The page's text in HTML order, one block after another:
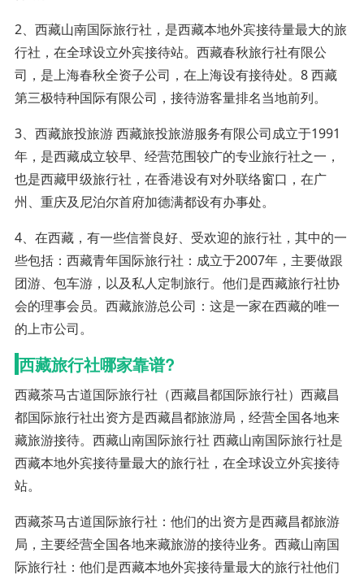
2、西藏山南国际旅行社，是西藏本地外宾接待量最大的旅
行社，在全球设立外宾接待站。西藏春秋旅行社有限公
司，是上海春秋全资子公司，在上海设有接待处。8 西藏
第三极特种国际有限公司，接待游客量排名当地前列。
3、西藏旅投旅游 西藏旅投旅游服务有限公司成立于1991
年，是西藏成立较早、经营范围较广的专业旅行社之一，
也是西藏甲级旅行社，在香港设有对外联络窗口，在广
州、重庆及尼泊尔首府加德满都设有办事处。
4、在西藏，有一些信誉良好、受欢迎的旅行社，其中的一
些包括：西藏青年国际旅行社：成立于2007年，主要做跟
团游、包车游，以及私人定制旅行。他们是西藏旅行社协
会的理事会员。西藏旅游总公司：这是一家在西藏的唯一
的上市公司。
西藏旅行社哪家靠谱?
西藏茶马古道国际旅行社（西藏昌都国际旅行社）西藏昌
都国际旅行社出资方是西藏昌都旅游局，经营全国各地来
藏旅游接待。西藏山南国际旅行社 西藏山南国际旅行社是
西藏本地外宾接待量最大的旅行社，在全球设立外宾接待
站。
西藏茶马古道国际旅行社：他们的出资方是西藏昌都旅游
局，主要经营全国各地来藏旅游的接待业务。西藏山南国
际旅行社：他们是西藏本地外宾接待量最大的旅行社他们